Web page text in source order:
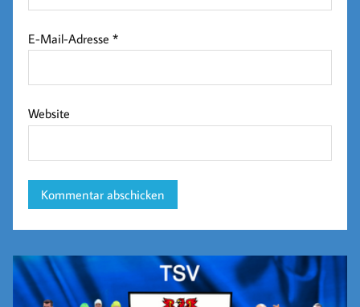
E-Mail-Adresse*
Website